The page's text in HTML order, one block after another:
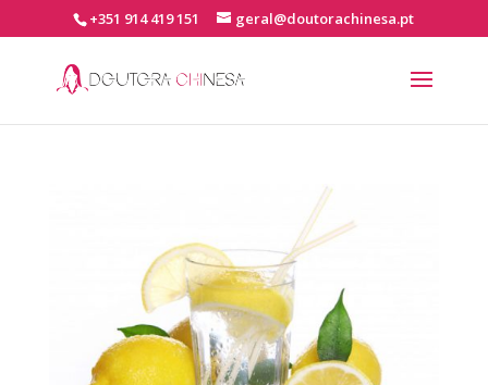
+351 914 419 151 geral@doutorachinesa.pt